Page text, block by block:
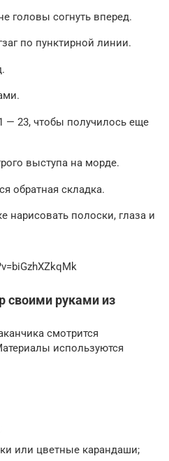
головы согнуть вперед.
по пунктирной линии.
— 23, чтобы получилось еще
выступа на морде.
обратная складка.
нарисовать полоски, глаза и
своими руками из
смотрится
используются
или цветные карандаши;